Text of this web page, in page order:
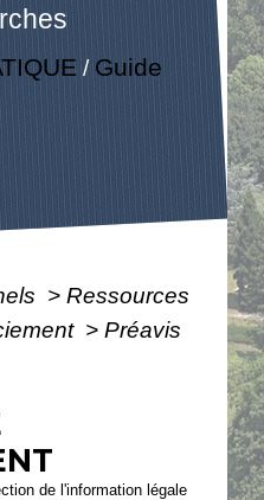
/ Guide
> Ressources
> Préavis
de l'information légale